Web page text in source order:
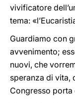
vivificatore
tema:
Guardiamo con
avvenimento;
nuovi, che
speranza di vita,
Congresso porta